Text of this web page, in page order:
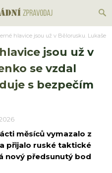
hlavice jsou už v Bělorusku.
jsou už v
se vzdal
s bezpečím
měsíců vymazalo z
přijalo ruské taktické
nový předsunutý bod